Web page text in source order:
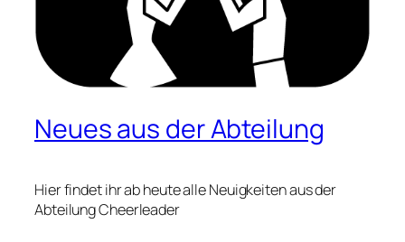
Neues aus der Abteilung
Hier findet ihr ab heute alle Neuigkeiten aus der
Abteilung Cheerleader